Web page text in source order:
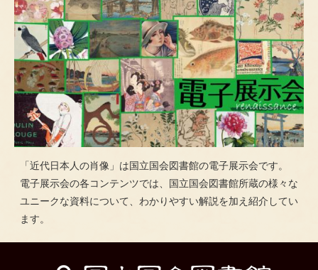
「近代日本人の肖像」は国立国会図書館の電子展示会です。
電子展示会の各コンテンツでは、国立国会図書館所蔵の様々な
ユニークな資料について、わかりやすい解説を加え紹介してい
ます。